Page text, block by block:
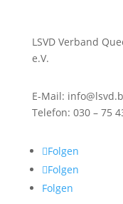
LSVD Verband
e.V.
E-Mail:
Telefon: 030 – 75
Folgen
Folgen
Folgen